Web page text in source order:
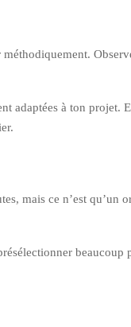
adaptées à ton projet.
mais ce n’est qu’un
beaucoup